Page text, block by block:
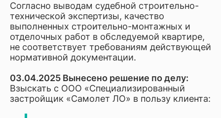
Согласно выводам судебной строительно-
технической экспертизы, качество
выполненных строительно-монтажных и
отделочных работ в обследуемой квартире,
не соответствует требованиям действующей
нормативной документации.
03.04.2025 Вынесено решение по делу:
Взыскать с ООО «Специализированный
застройщик «Самолет ЛО» в пользу клиента: